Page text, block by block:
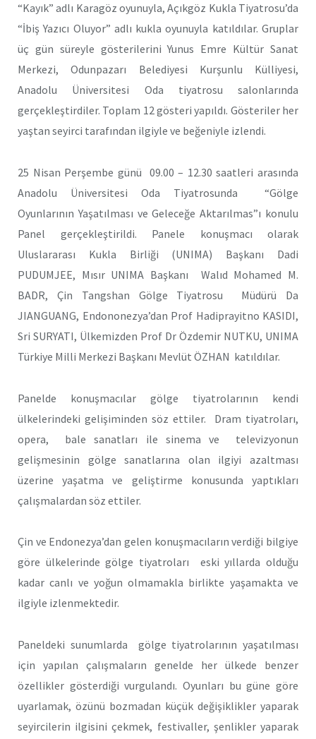
“Kayık” adlı Karagöz oyunuyla, Açıkgöz Kukla Tiyatrosu’da
“İbiş Yazıcı Oluyor” adlı kukla oyunuyla katıldılar. Gruplar
üç gün süreyle gösterilerini Yunus Emre Kültür Sanat
Merkezi, Odunpazarı Belediyesi Kurşunlu Külliyesi,
Anadolu Üniversitesi Oda tiyatrosu salonlarında
gerçekleştirdiler. Toplam 12 gösteri yapıldı. Gösteriler her
yaştan seyirci tarafından ilgiyle ve beğeniyle izlendi.
25 Nisan Perşembe günü 09.00 – 12.30 saatleri arasında
Anadolu Üniversitesi Oda Tiyatrosunda “Gölge
Oyunlarının Yaşatılması ve Geleceğe Aktarılmas”ı konulu
Panel gerçekleştirildi. Panele konuşmacı olarak
Uluslararası Kukla Birliği (UNIMA) Başkanı Dadi
PUDUMJEE, Mısır UNIMA Başkanı Walıd Mohamed M.
BADR, Çin Tangshan Gölge Tiyatrosu Müdürü Da
JIANGUANG, Endononezya’dan Prof Hadiprayitno KASIDI,
Sri SURYATI, Ülkemizden Prof Dr Özdemir NUTKU, UNIMA
Türkiye Milli Merkezi Başkanı Mevlüt ÖZHAN katıldılar.
Panelde konuşmacılar gölge tiyatrolarının kendi
ülkelerindeki gelişiminden söz ettiler. Dram tiyatroları,
opera, bale sanatları ile sinema ve televizyonun
gelişmesinin gölge sanatlarına olan ilgiyi azaltması
üzerine yaşatma ve geliştirme konusunda yaptıkları
çalışmalardan söz ettiler.
Çin ve Endonezya’dan gelen konuşmacıların verdiği bilgiye
göre ülkelerinde gölge tiyatroları eski yıllarda olduğu
kadar canlı ve yoğun olmamakla birlikte yaşamakta ve
ilgiyle izlenmektedir.
Paneldeki sunumlarda gölge tiyatrolarının yaşatılması
için yapılan çalışmaların genelde her ülkede benzer
özellikler gösterdiği vurgulandı. Oyunları bu güne göre
uyarlamak, özünü bozmadan küçük değişiklikler yaparak
seyircilerin ilgisini çekmek, festivaller, şenlikler yaparak